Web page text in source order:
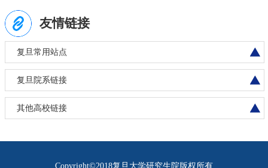
友情链接
复旦常用站点
复旦院系链接
其他高校链接
Copyright©2018复旦大学研究生院版权所有